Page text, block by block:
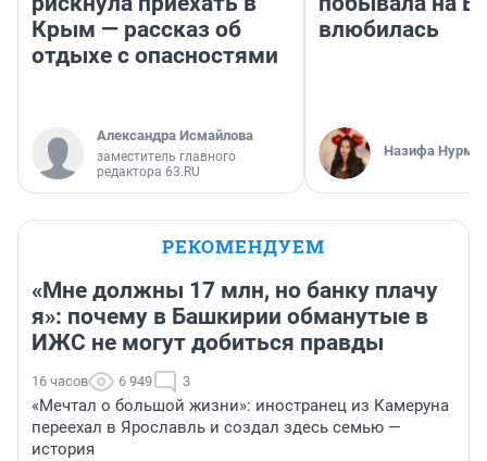
Крым — рассказ об
отдыхе с опасностями
Александра Исмайлова
заместитель главного
редактора 63.RU
влюбилась
Назифа
РЕКОМЕНДУЕМ
«Мне должны 17 млн, но банку плачу
я»: почему в Башкирии обманутые в
ИЖС не могут добиться правды
16 часов 6 949 3
«Мечтал о большой жизни»: иностранец из Камеруна
переехал в Ярославль и создал здесь семью —
история